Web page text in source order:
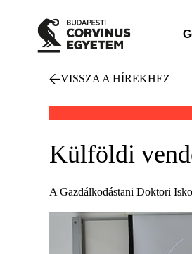
VISSZA A HÍREKHEZ
Külföldi
A Gazdálkodástani Doktori